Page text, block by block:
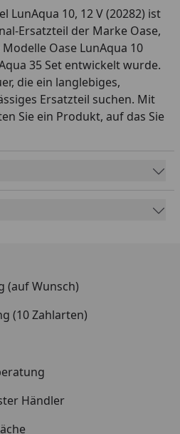
LunAqua 10, 12 V (20282) ist
Ersatzteil der Marke Oase,
Oase LunAqua 10
35 Set entwickelt wurde.
die ein langlebiges,
Ersatzteil suchen. Mit
Sie ein Produkt, auf das Sie
(auf Wunsch)
(10 Zahlarten)
Händler